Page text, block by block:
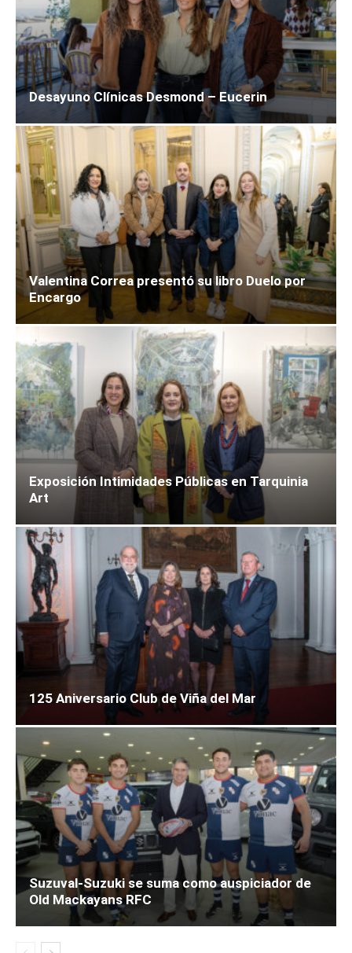
Desayuno Clínicas Desmond – Eucerin
Valentina Correa presentó su libro Duelo por
Encargo
Exposición Intimidades Públicas en Tarquinia
Art
125 Aniversario Club de Viña del Mar
Suzuval-Suzuki se suma como auspiciador de
Old Mackayans RFC